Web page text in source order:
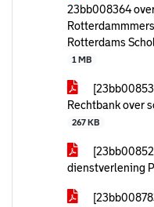
23bb008364
Rotterdams
1 MB
Rechtbank over
267 KB
dienstverlening